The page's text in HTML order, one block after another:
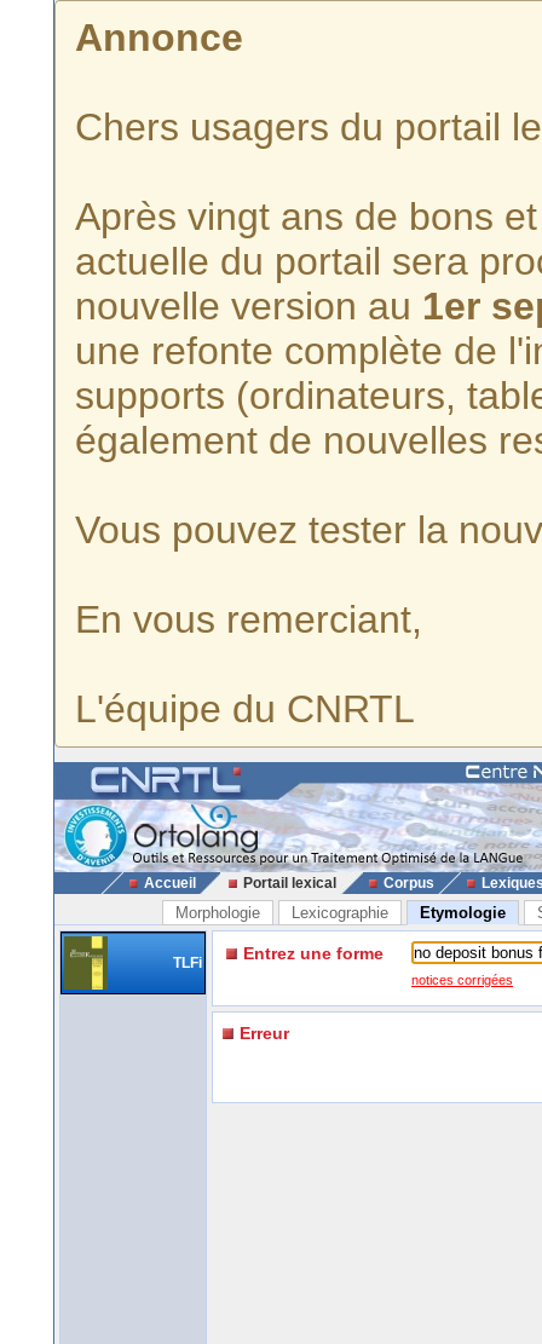
Annonce
Chers usagers du portail
Après vingt ans de bons
actuelle du portail sera
nouvelle version au 1er
une refonte complète de
supports (ordinateurs,
également de nouvelles
Vous pouvez tester la
En vous remerciant,
L'équipe du CNRTL
Accueil Portail lexical Corpus
Morphologie Lexicographie Etymologie
TLFi Entrez une forme
notices corrigées
Erreur